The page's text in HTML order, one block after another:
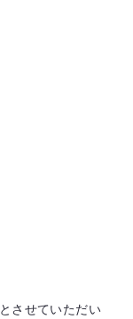
とさせていただい